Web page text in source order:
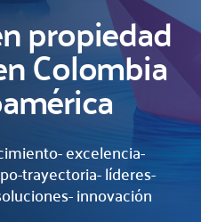
propiedad
Colombia
excelencia-
trayectoria- líderes-
innovación